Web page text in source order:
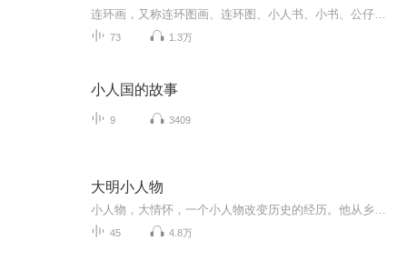
73 1.3万
小人国的故事
9 3409
大明小人物
45 4.8万